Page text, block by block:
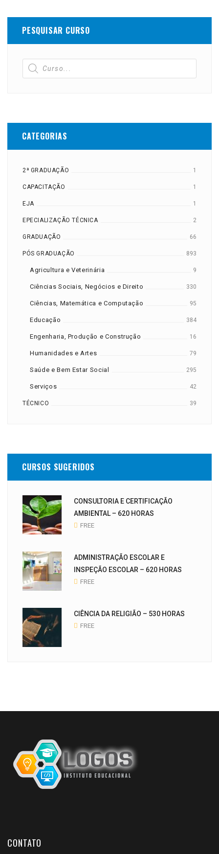
PESQUISAR CURSO
CATEGORIAS
2ª GRADUAÇÃO 1
CAPACITAÇÃO 1
EJA 1
EPECIALIZAÇÃO TÉCNICA 2
GRADUAÇÃO 66
PÓS GRADUAÇÃO 893
Agricultura e Veterinária 9
Ciências Sociais, Negócios e Direito 330
Ciências, Matemática e Computação 95
Educação 384
Engenharia, Produção e Construção 16
Humanidades e Artes 79
Saúde e Bem Estar Social 295
Serviços 42
TÉCNICO 39
CURSOS SUGERIDOS
CONSULTORIA E CERTIFICAÇÃO
AMBIENTAL – 620 HORAS
FREE
ADMINISTRAÇÃO ESCOLAR E
INSPEÇÃO ESCOLAR – 620 HORAS
FREE
CIÊNCIA DA RELIGIÃO – 530 HORAS
FREE
CONTATO